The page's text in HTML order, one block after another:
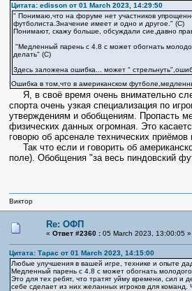
Цитата: edisson от 01 March 2023, 14:29:50
" Понимаю,что на форуме нет участников
футболиста.Значение имеет и одно и другое." (С)
Понимают, скажу больше, обсуждали сие,давно
"Медленный парень с 4.8 с может обогнать
делать" (С)
Здесь заложена ошибка... может "
Ошибка в том,что в американском
Я, в своё время очень внимательно
спорта очень узкая специализация по
утверждениям и обобщениям. Пропасть
физических данных огромная. Это
говорю об арсенале технических приёмов
Так что если и говорить об
поле). Обобщения "за весь пиндовский
Виктор
Re: ОФП
« Ответ #2360 :05 March 2023, 13:00:05 »
Цитата: Тарас от 01 March 2023, 14:15:00
Любые улучшения в вашей игре, технике и опыте
Медленный парень с 4.8 с может обогнать
Это для тех ребят, что тратят уйму времени, сил и
себе сделает из них желанных игроков для команд.